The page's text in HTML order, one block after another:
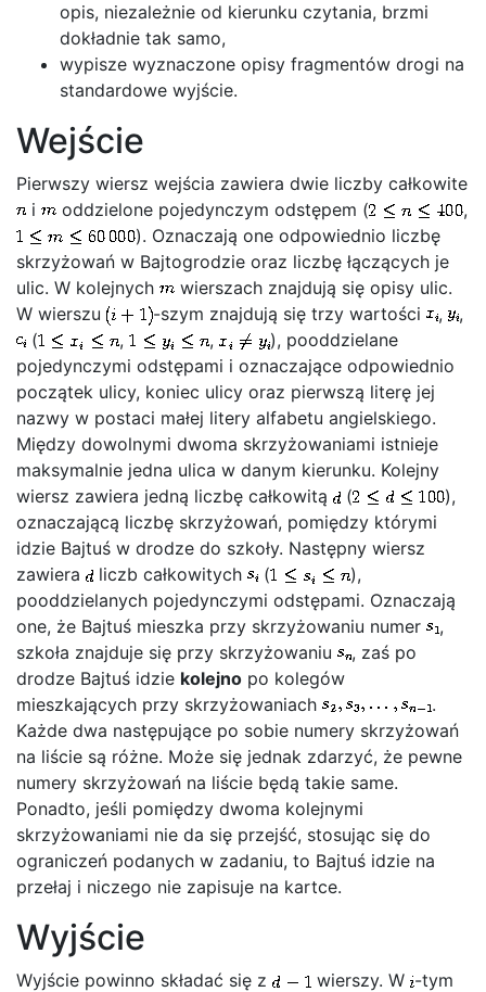
opis, niezależnie od kierunku czytania, brzmi
dokładnie tak samo,
wypisze wyznaczone opisy fragmentów drogi na
standardowe wyjście.
Wejście
Pierwszy wiersz wejścia zawiera dwie liczby całkowite
i
oddzielone pojedynczym odstępem (
,
). Oznaczają one odpowiednio liczbę
skrzyżowań w Bajtogrodzie oraz liczbę łączących je
ulic. W kolejnych
wierszach znajdują się opisy ulic.
W wierszu
-szym znajdują się trzy wartości ,
,
(
, ,
), pooddzielane
pojedynczymi odstępami i oznaczające odpowiednio
początek ulicy, koniec ulicy oraz pierwszą literę jej
nazwy w postaci małej litery alfabetu angielskiego.
Między dowolnymi dwoma skrzyżowaniami istnieje
maksymalnie jedna ulica w danym kierunku. Kolejny
wiersz zawiera jedną liczbę całkowitą
(
),
oznaczającą liczbę skrzyżowań, pomiędzy którymi
idzie Bajtuś w drodze do szkoły. Następny wiersz
zawiera
liczb całkowitych (
),
pooddzielanych pojedynczymi odstępami. Oznaczają
one, że Bajtuś mieszka przy skrzyżowaniu numer
,
szkoła znajduje się przy skrzyżowaniu
, zaś po
drodze Bajtuś idzie kolejno po kolegów
mieszkających przy skrzyżowaniach
.
Każde dwa następujące po sobie numery skrzyżowań
na liście są różne. Może się jednak zdarzyć, że pewne
numery skrzyżowań na liście będą takie same.
Ponadto, jeśli pomiędzy dwoma kolejnymi
skrzyżowaniami nie da się przejść, stosując się do
ograniczeń podanych w zadaniu, to Bajtuś idzie na
przełaj i niczego nie zapisuje na kartce.
Wyjście
Wyjście powinno składać się z wierszy. W -tym